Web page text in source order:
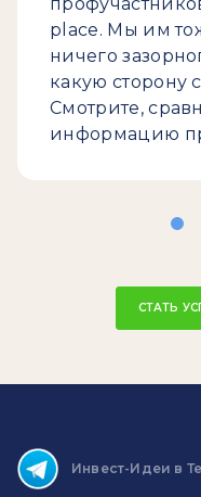
place. Мы им
ничего
какую сторону
Смотрите,
информацию
СТАТЬ
Инвест-Идеи в